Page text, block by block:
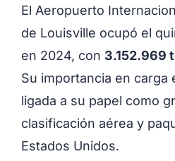
El Aeropuerto
de Louisville ocupó el
en 2024, con 3.152.969
Su importancia en carga
ligada a su papel como
clasificación aérea y
Estados Unidos.